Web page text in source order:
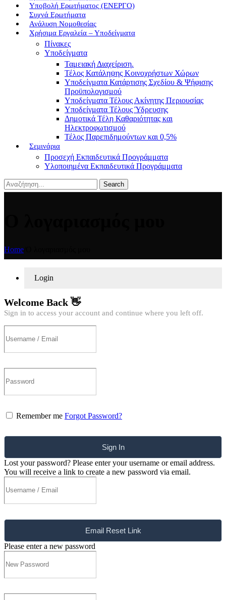
Υποβολή Ερωτήματος (ΕΝΕΡΓΟ)
Συχνά Ερωτήματα
Ανάλυση Νομοθεσίας
Χρήσιμα Εργαλεία – Υποδείγματα
Πίνακες
Υποδείγματα
Ταμειακή Διαχείριση.
Τέλος Κατάληψης Κοινοχρήστων Χώρων
Υποδείγματα Κατάρτισης Σχεδίου & Ψήφισης
Προϋπολογισμού
Υποδείγματα Τέλους Ακίνητης Περιουσίας
Υποδείγματα Τέλους Ύδρευσης
Δημοτικά Τέλη Καθαριότητας και
Ηλεκτροφωτισμού
Τέλος Παρεπιδημούντων και 0,5%
Σεμινάρια
Προσεχή Εκπαιδευτικά Προγράμματα
Υλοποιημένα Εκπαιδευτικά Προγράμματα
Search
Home
Login
Welcome Back 👋
Sign in to access your account and continue where you left off.
Remember me Forgot Password?
Sign In
Lost your password? Please enter your username or email address.
You will receive a link to create a new password via email.
Email Reset Link
Please enter a new password